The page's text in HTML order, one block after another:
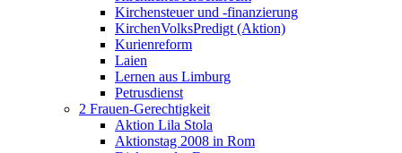
Kirchensteuer und -finanzierung
KirchenVolksPredigt (Aktion)
Kurienreform
Laien
Lernen aus Limburg
Petrusdienst
2 Frauen-Gerechtigkeit
Aktion Lila Stola
Aktionstag 2008 in Rom